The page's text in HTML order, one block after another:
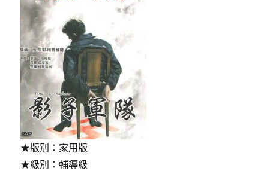
stop
worrying
and
love
the
bomb)
Strangelove)〉
★版別：家用版
★級別：輔導級